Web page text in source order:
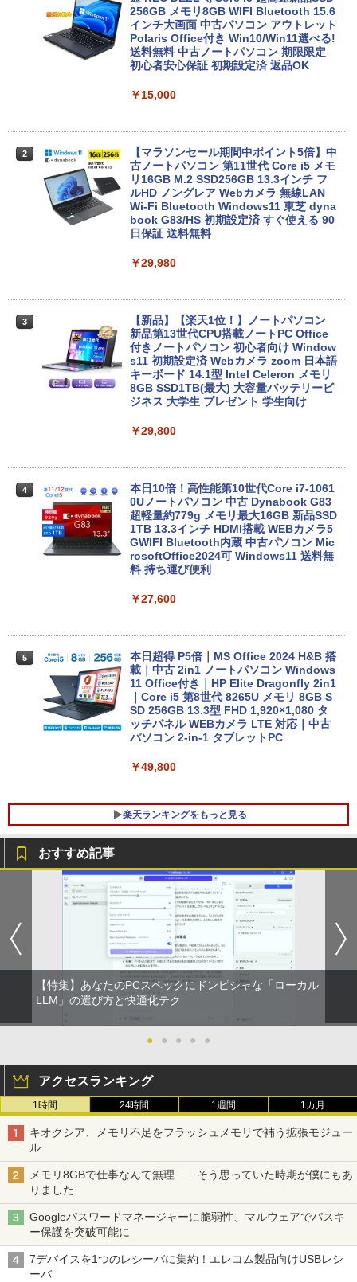
Anker Soundcore P31i ブラック
￥4,990
￥14,990
【2026年アップグレード版】AOKIMI ワイヤ
レスイヤホン bluetooth イヤホン V12 小型
るーとゅーす コードレス ENCノイズキャン
￥1,964
Xiaomi シャオミ REDMI Buds 8 Lite ワイヤ
レスイヤホン Bluetooth 5.4 ノイズキャンセ
リング ANC 36時間再生
￥2,980
BRUCE WAYNE feat. Flo Milli, ATL Jacob
[Explicit]
￥250
￥250
BUGS LIFE
On My Road (Stadium ver.)
￥250
by Amazon 天然水 ラベルレス 500ml ×24本
富士山の天然水 バナジウム含有 水 ミネラル
ウォーター ペットボトル 静岡県産 500ミリリ
ットル (Smart Basic)
￥1,380
￥1,117
by Amazon 炭酸水 ラベルレス 500ml ×24本
art Basic)
コカ・コーラ やかんの麦茶 from 爽健美茶 ラ
ベルレス 650mlPET×24本
￥1,653
異世界居酒屋「のぶ」(22) (角川コミックス・
エース)
￥832
￥572
スーパーの裏でヤニ吸うふたり 9巻 (デジタル
版ビッグガンガンコミックス)
￥810
ONE PIECE モノクロ版 115 (ジャンプコミッ
クスDIGITAL)
￥594
256GB メモリ8GB WIFI Bluetooth 15.6
インチ大画面 中古パソコン アウトレット
Polaris Office付き Win10/Win11選べる!
送料無料 中古ノートパソコン 期限限定
初心者安心保証 初期設定済 返品OK
￥15,000
2
【マラソンセール期間中ポイント5倍】中
古ノートパソコン 第11世代 Core i5 メモ
リ16GB M.2 SSD256GB 13.3インチ フ
ルHD ノングレア Webカメラ 無線LAN
Wi-Fi Bluetooth Windows11 東芝 dyna
book G83/HS 初期設定済 すぐ使える 90
日保証 送料無料
￥29,980
3
【新品】【楽天1位！】ノートパソコン
新品第13世代CPU搭載ノートPC Office
付きノートパソコン 初心者向け Window
s11 初期設定済 Webカメラ zoom 日本語
キーボード 14.1型 Intel Celeron メモリ
8GB SSD1TB(最大) 大容量バッテリービ
ジネス 大学生 プレゼント 学生向け
￥29,800
4
本日10倍！高性能第10世代Core i7-1061
0Uノートパソコン 中古 Dynabook G83
超軽量約779g メモリ最大16GB 新品SSD
1TB 13.3インチ HDMI搭載 WEBカメラ5
GWIFI Bluetooth内蔵 中古パソコン Mic
rosoftOffice2024可 Windows11 送料無
料 持ち運び便利
￥27,600
5
本日超得 P5倍｜MS Office 2024 H&B 搭
載｜中古 2in1 ノートパソコン Windows
11 Office付き｜HP Elite Dragonfly 2in1
｜Core i5 第8世代 8265U メモリ 8GB S
SD 256GB 13.3型 FHD 1,920×1,080 タ
ッチパネル WEBカメラ LTE 対応｜中古
パソコン 2-in-1 タブレットPC
￥49,800
楽天ランキングをもっと見る
【今だけ】全品ポイント10倍 お買い物マ
ラソン★8/4～8/11★中古パソコン デス
クトップPC EPSON Endeavor ST190E
Core i3 8100T メモリ8GB / 16GB 中古S
SD128GB / 256GB Windows11 Pro 64b
it【送料無料】【1年保証】
￥22,800
中古パソコン | HP | ProOne 600 G4 All-i
| 第8世代 | Core i5 8500T 2.1(～最大3.5)
GHz | MEM:8GB | SSD:256GB(新品) | D
VD-ROM | 無線LAN:なし | Webカメラ内
蔵 | フルHD | Win11Pro64Bit | ACアダプ
3
【正規永久版Office付き】ミニpc 【Intel
N5095 LPDDR4X 16GB 256GB SSD】m
レッド 2.9GHz ミニパソコン 静音 M.2 2
242 SATA WIFI6 Bluetooth5.2 4K HDMI
8K DisplayPort ケーブル 1.4規格240Hz
対応 ディスプレイポート ケーブル dpケ
ーブル HDR対応 8K@60HZ/4K@144Hz/
2K@240Hz 32.4Gbps ハイスピード DP
ケーブル ナイロン編み PC テレビ PS5 P
S4 PS3 対応
￥1,000
Yoothi 互換品 液晶 14.0インチ Dell Lati
002 タッチ非搭載 対応 FullHD 1920x10
80 IPS LED LCD 液晶ディスプレイ 修理
交換用液晶パネル
3
【お買い物マラソ開催中！P最大31.5%還
ニター 200Hz 1ms応答 FHD 非光沢 Fast
IPSパネル FreeSync FHD HDR10 DC1-
VESA対応 HDMI+DP搭載 5年保証 スピー
カー内蔵 HDMIケーブル付き MFG24F4
おいしい！イラストレッスン クレパス
で描きました [ momo ]
￥1,518
[新品]カードキャプターさくら (1-12巻
￥8,580
3
公式テキスト 年金アドバイザー3級 2
026年度受験用 [ 経済法令研究会 ]
4
永瀬廉 プレミアムBOX[本/雑誌] 【初回
￥8,800
おすすめ記事
【特集】あなたのPCスペックにドンピシャな「ローカル
LLM」の選び方と快適化テク
● ● ● ● ●
アクセスランキング
1時間 24時間 1週間 1カ月
キオクシア、メモリ不足をフラッシュメモリで補う拡張モジュー
ル
メモリ8GBで仕事なんて無理……そう思っていた時期が僕にもあ
りました
Googleパスワードマネージャーに脆弱性、マルウェアでパスキ
ー保護を突破可能に
7デバイスを1つのレシーバに集約！エレコム製品向けUSBレシ
ーバ